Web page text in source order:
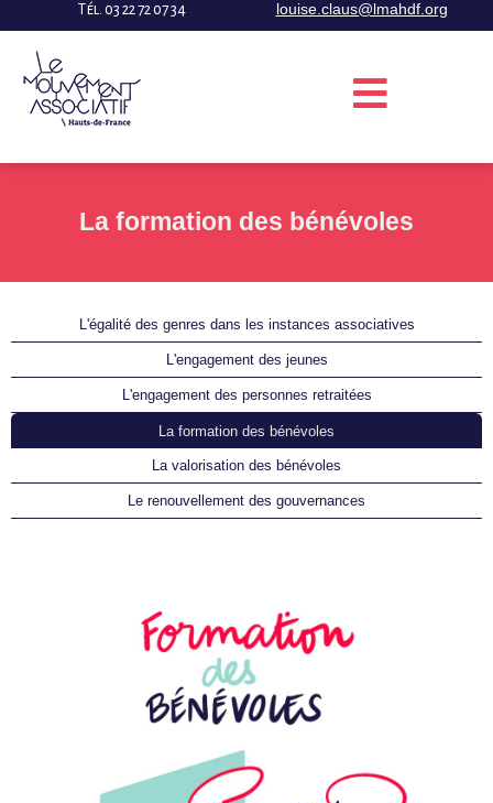
Tél. 03 22 72 07 34 louise.claus@lmahdf.org
La formation des bénévoles
L'égalité des genres dans les instances associatives
L'engagement des jeunes
L'engagement des personnes retraitées
La formation des bénévoles
La valorisation des bénévoles
Le renouvellement des gouvernances